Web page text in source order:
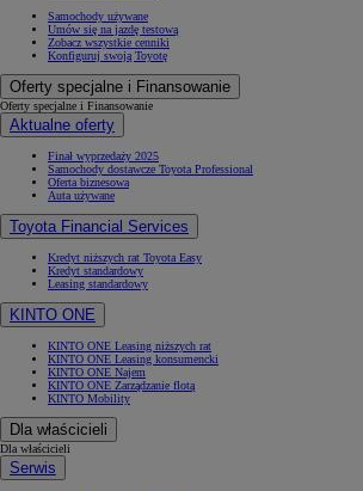
Samochody używane
Umów się na jazdę testową
Zobacz wszystkie cenniki
Konfiguruj swoją Toyotę
Oferty specjalne i Finansowanie
Oferty specjalne i Finansowanie
Aktualne oferty
Finał wyprzedaży 2025
Samochody dostawcze Toyota Professional
Oferta biznesowa
Auta używane
Toyota Financial Services
Kredyt niższych rat Toyota Easy
Kredyt standardowy
Leasing standardowy
KINTO ONE
KINTO ONE Leasing niższych rat
KINTO ONE Leasing konsumencki
KINTO ONE Najem
KINTO ONE Zarządzanie flotą
KINTO Mobility
Dla właścicieli
Dla właścicieli
Serwis